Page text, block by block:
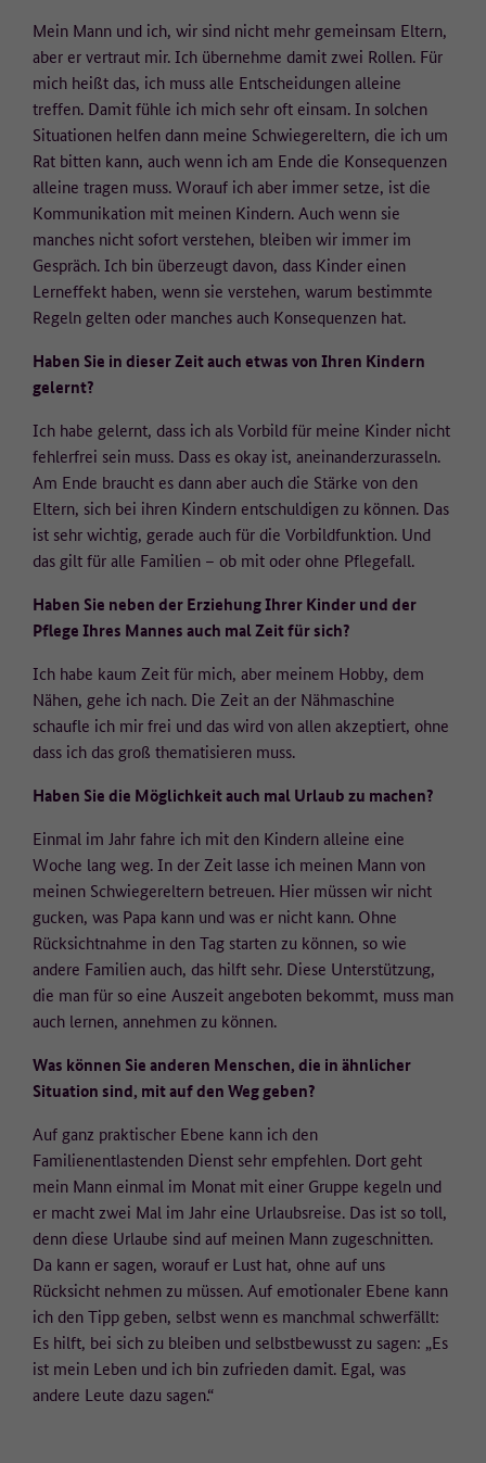
Mein Mann und ich, wir sind nicht mehr gemeinsam Eltern,
aber er vertraut mir. Ich übernehme damit zwei Rollen. Für
mich heißt das, ich muss alle Entscheidungen alleine
treffen. Damit fühle ich mich sehr oft einsam. In solchen
Situationen helfen dann meine Schwiegereltern, die ich um
Rat bitten kann, auch wenn ich am Ende die Konsequenzen
alleine tragen muss. Worauf ich aber immer setze, ist die
Kommunikation mit meinen Kindern. Auch wenn sie
manches nicht sofort verstehen, bleiben wir immer im
Gespräch. Ich bin überzeugt davon, dass Kinder einen
Lerneffekt haben, wenn sie verstehen, warum bestimmte
Regeln gelten oder manches auch Konsequenzen hat.
Haben Sie in dieser Zeit auch etwas von Ihren Kindern
gelernt?
Ich habe gelernt, dass ich als Vorbild für meine Kinder nicht
fehlerfrei sein muss. Dass es okay ist, aneinanderzurasseln.
Am Ende braucht es dann aber auch die Stärke von den
Eltern, sich bei ihren Kindern entschuldigen zu können. Das
ist sehr wichtig, gerade auch für die Vorbildfunktion. Und
das gilt für alle Familien – ob mit oder ohne Pflegefall.
Haben Sie neben der Erziehung Ihrer Kinder und der
Pflege Ihres Mannes auch mal Zeit für sich?
Ich habe kaum Zeit für mich, aber meinem Hobby, dem
Nähen, gehe ich nach. Die Zeit an der Nähmaschine
schaufle ich mir frei und das wird von allen akzeptiert, ohne
dass ich das groß thematisieren muss.
Haben Sie die Möglichkeit auch mal Urlaub zu machen?
Einmal im Jahr fahre ich mit den Kindern alleine eine
Woche lang weg. In der Zeit lasse ich meinen Mann von
meinen Schwiegereltern betreuen. Hier müssen wir nicht
gucken, was Papa kann und was er nicht kann. Ohne
Rücksichtnahme in den Tag starten zu können, so wie
andere Familien auch, das hilft sehr. Diese Unterstützung,
die man für so eine Auszeit angeboten bekommt, muss man
auch lernen, annehmen zu können.
Was können Sie anderen Menschen, die in ähnlicher
Situation sind, mit auf den Weg geben?
Auf ganz praktischer Ebene kann ich den
Familienentlastenden Dienst sehr empfehlen. Dort geht
mein Mann einmal im Monat mit einer Gruppe kegeln und
er macht zwei Mal im Jahr eine Urlaubsreise. Das ist so toll,
denn diese Urlaube sind auf meinen Mann zugeschnitten.
Da kann er sagen, worauf er Lust hat, ohne auf uns
Rücksicht nehmen zu müssen. Auf emotionaler Ebene kann
ich den Tipp geben, selbst wenn es manchmal schwerfällt:
Es hilft, bei sich zu bleiben und selbstbewusst zu sagen: „Es
ist mein Leben und ich bin zufrieden damit. Egal, was
andere Leute dazu sagen.“